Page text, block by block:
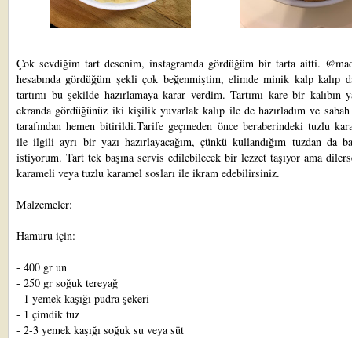
Çok sevdiğim tart desenim, instagramda gördüğüm bir tarta aitti.
hesabında gördüğüm şekli çok beğenmiştim, elimde minik kalp kalıp
tartımı bu şekilde hazırlamaya karar verdim. Tartımı kare bir kalıbın
ekranda gördüğünüz iki kişilik yuvarlak kalıp ile de hazırladım ve sabah
tarafından hemen bitirildi.Tarife geçmeden önce beraberindeki tuzlu
ile ilgili ayrı bir yazı hazırlayacağım, çünkü kullandığım tuzdan da
istiyorum. Tart tek başına servis edilebilecek bir lezzet taşıyor ama
karameli veya tuzlu karamel sosları ile ikram edebilirsiniz.
Malzemeler:
Hamuru için:
- 400 gr un
- 250 gr soğuk tereyağ
- 1 yemek kaşığı pudra şekeri
- 1 çimdik tuz
- 2-3 yemek kaşığı soğuk su veya süt